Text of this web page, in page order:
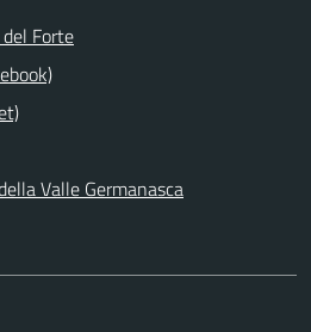
Forte
Valle Germanasca